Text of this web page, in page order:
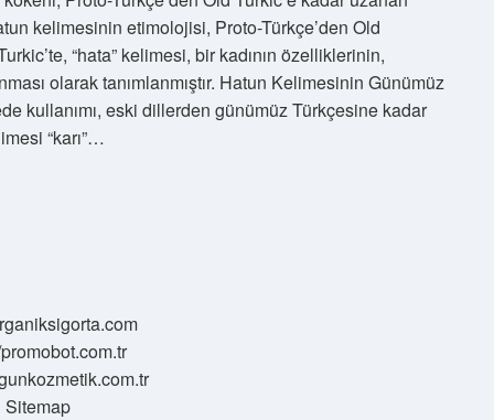
kelimesinin etimolojisi, Proto-Türkçe’den Old
“hata” kelimesi, bir kadının özelliklerinin,
olarak tanımlanmıştır. Hatun Kelimesinin Günümüz
kullanımı, eski dillerden günümüz Türkçesine kadar
“karı”…
Sitemap